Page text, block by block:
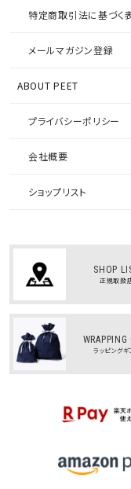
特定商取引法に基づく
メールマガジン登録
ABOUT PEET
プライバシーポリシー
会社概要
ショップリスト
SHOP
正規取扱
WRAPPING
ラッピングギ